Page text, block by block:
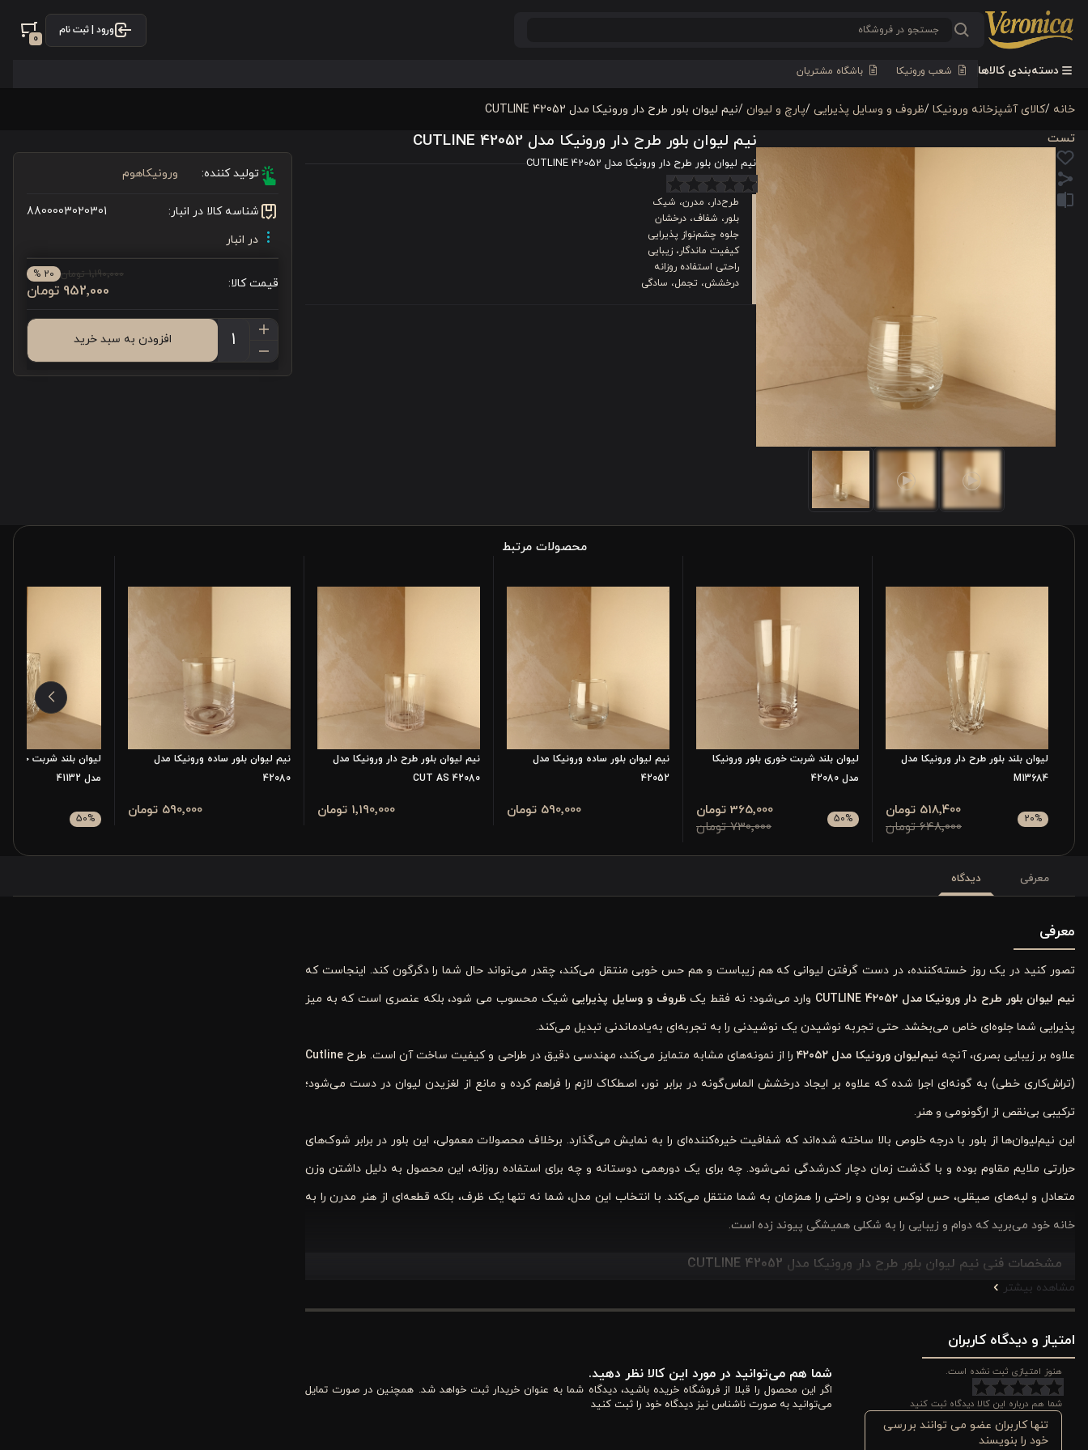
ورود | ثبت نام
0
دسته‌بندی کالاها شعب ورونیکا باشگاه مشتریان
خانه /كالای آشپزخانه ورونیکا /ظروف و وسایل پذیرایی /پارچ و لیوان /نیم لیوان بلور طرح دار ورونیکا مدل 42052 CUTLINE
تست نیم لیوان بلور طرح دار ورونیکا مدل 42052 CUTLINE
نیم لیوان بلور طرح دار ورونیکا مدل 42052 CUTLINE
طرح‌دار، مدرن، شیک
بلور، شفاف، درخشان
جلوه چشم‌نواز پذیرایی
کیفیت ماندگار، زیبایی
راحتی استفاده روزانه
درخشش، تجمل، سادگی
تولید کننده: ورونیکاهوم
شناسه کالا در انبار:
8800003020301
در انبار
قیمت کالا:
1٬190٬000 تومان 20 %
952٬000 تومان
افزودن به سبد خرید
محصولات مرتبط
لیوان بلند بلور طرح دار ورونیکا مدل
M13684
20% 648٬000 تومان
518٬400 تومان
لیوان بلند شربت خوری بلور ورونیکا
مدل 42080
50% 730٬000 تومان
365٬000 تومان
نیم لیوان بلور ساده ورونیکا مدل
42052
590٬000 تومان
نیم لیوان بلور طرح دار ورونیکا مدل
42080 CUT AS
1٬190٬000 تومان
نیم لیوان بلور ساده ورونیکا مدل
42080
590٬000 تومان
لیوان بلند شربت خوری
مدل 41132
50%
معرفی دیدگاه
معرفی
تصور کنید در یک روز خسته‌کننده، در دست گرفتن لیوانی که هم زیباست و هم حس خوبی منتقل می‌کند، چقدر می‌تواند حال شما را دگرگون کند. اینجاست که
نیم لیوان بلور طرح دار ورونیکا مدل 42052
CUTLINE وارد می‌شود؛ نه فقط یک ظروف و وسایل پذیرایی شیک محسوب می شود، بلکه عنصری است که به میز
پذیرایی شما جلوه‌ای خاص می‌بخشد. حتی تجربه نوشیدن یک نوشیدنی را به تجربه‌ای به‌یادماندنی تبدیل می‌کند.
علاوه بر زیبایی بصری، آنچه نیم‌لیوان ورونیکا مدل ۴۲۰۵۲ را از نمونه‌های مشابه متمایز می‌کند، مهندسی دقیق در طراحی و کیفیت ساخت آن است. طرح Cutline
(تراش‌کاری خطی) به گونه‌ای اجرا شده که علاوه بر ایجاد درخشش الماس‌گونه در برابر نور، اصطکاک لازم را فراهم کرده و مانع از لغزیدن لیوان در دست می‌شود؛
ترکیبی بی‌نقص از ارگونومی و هنر.
این نیم‌لیوان‌ها از بلور با درجه خلوص بالا ساخته شده‌اند که شفافیت خیره‌کننده‌ای را به نمایش می‌گذارد. برخلاف محصولات معمولی، این بلور در برابر شوک‌های
حرارتی ملایم مقاوم بوده و با گذشت زمان دچار کدرشدگی نمی‌شود. چه برای یک دورهمی دوستانه و چه برای استفاده روزانه، این محصول به دلیل داشتن وزن
متعادل و لبه‌های صیقلی، حس لوکس بودن و راحتی را همزمان به شما منتقل می‌کند. با انتخاب این مدل، شما نه تنها یک ظرف، بلکه قطعه‌ای از هنر مدرن را به
خانه خود می‌برید که دوام و زیبایی را به شکلی همیشگی پیوند زده است.
مشخصات فنی نیم لیوان بلور طرح دار ورونیکا مدل 42052 CUTLINE
لیوان ورونیکا 42052 با افتخار از مرغوب‌ترین بلور ساخته شده است. این جنس نه تنها شفافیت بی‌نظیری به لیوان می‌بخشد، بلکه باعث می‌شود نور به زیبایی
در آن منعکس شده و جلوه‌ای درخشان و چشم‌نواز به نوشیدنی شما و محیط اطراف ببخشد. شفافیت بالای آن به شما امکان می‌دهد تا رنگ و بافت نوشیدنی خود
را به وضوح تماشا کنید و از جزئیات لذت ببرید، درست مانند یک اثر هنری که زیبایی‌اش در سادگی و درخشندگی‌اش نهفته است.
ابعاد استاندارد و وزن ایده‌آل (85 × 95 میلی‌متر)
مشاهده بیشتر
امتیاز و دیدگاه کاربران
هنوز امتیازی ثبت نشده است.
شما هم درباره این کالا دیدگاه ثبت کنید
تنها کاربران عضو می توانند بررسی
خود را بنویسند
شما هم می‌توانید در مورد این کالا نظر دهید.
اگر این محصول را قبلا از فروشگاه خریده باشید، دیدگاه شما به عنوان خریدار ثبت خواهد شد. همچنین در صورت تمایل
می‌توانید به صورت ناشناس نیز دیدگاه خود را ثبت کنید